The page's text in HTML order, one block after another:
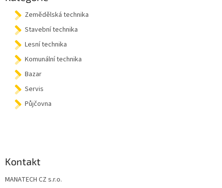
Zemědělská technika
Stavební technika
Lesní technika
Komunální technika
Bazar
Servis
Půjčovna
Kontakt
MANATECH CZ s.r.o.